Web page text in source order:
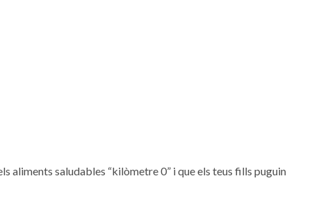
aliments saludables “kilòmetre 0” i que els teus fills puguin